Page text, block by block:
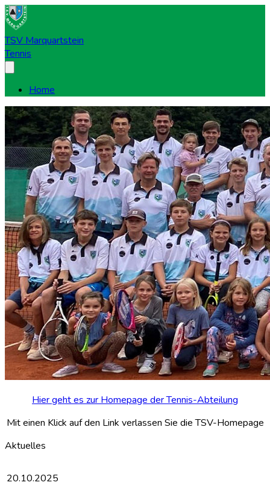
TSV Marquartstein
Tennis
Home
Hier geht es zur Homepage der Tennis-Abteilung
Mit einen Klick auf den Link verlassen Sie die TSV-Homepage
Aktuelles
20.10.2025